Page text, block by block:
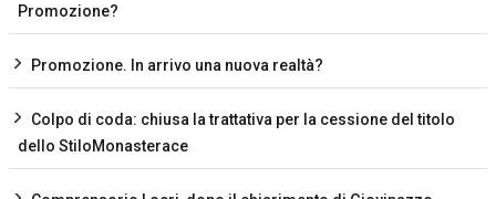
Promozione?
Promozione. In arrivo una nuova realtà?
Colpo di coda: chiusa la trattativa per la cessione del titolo
dello StiloMonasterace